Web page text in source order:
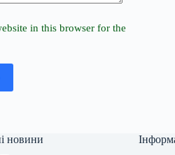
in this browser for the
новини